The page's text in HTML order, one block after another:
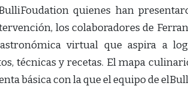
quienes han
los colaboradores de
virtual que aspira a
técnicas y recetas. El mapa
básica con la que el equipo de